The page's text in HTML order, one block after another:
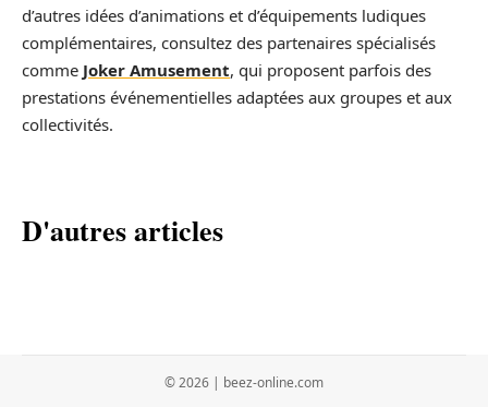
d’autres idées d’animations et d’équipements ludiques
complémentaires, consultez des partenaires spécialisés
comme Joker Amusement, qui proposent parfois des
prestations événementielles adaptées aux groupes et aux
collectivités.
D'autres articles
© 2026 | beez-online.com